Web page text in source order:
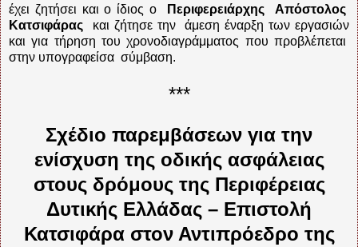
έχει ζητήσει και ο ίδιος ο
Περιφερειάρχης
Απόστολος
Κατσιφάρας
και ζήτησε την
άμεση έναρξη των εργασιών
και για τήρηση του χρονοδιαγράμματος που προβλέπεται
στην υπογραφείσα σύμβαση.
***
Σχέδιο παρεμβάσεων για την
ενίσχυση της οδικής ασφάλειας
στους δρόμους της Περιφέρειας
Δυτικής Ελλάδας – Επιστολή
Κατσιφάρα στον Αντιπρόεδρο της